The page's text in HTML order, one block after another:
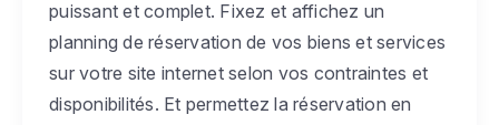
puissant et complet. Fixez et affichez un
planning de réservation de vos biens et services
sur votre site internet selon vos contraintes et
disponibilités. Et permettez la réservation en